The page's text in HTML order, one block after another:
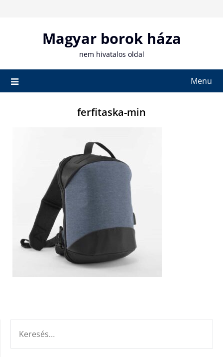
Magyar borok háza
nem hivatalos oldal
Menu
ferfitaska-min